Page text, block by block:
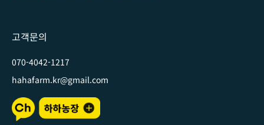
고객문의
070-4042-1217
hahafarm.kr@gmail.com